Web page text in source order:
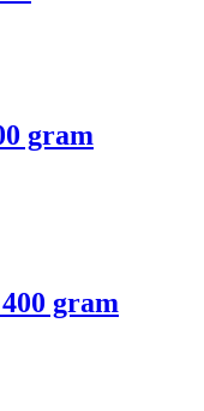
gram
gram